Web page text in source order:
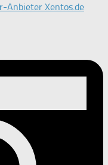
Anbieter Xentos.de